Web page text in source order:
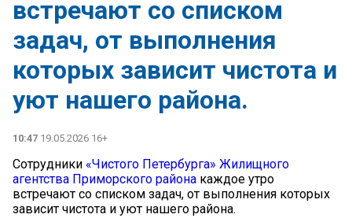
встречают со списком
задач, от выполнения
которых зависит чистота и
уют нашего района.
10:47 19.05.2026 16+
Сотрудники «Чистого Петербурга» Жилищного
агентства Приморского района каждое утро
встречают со списком задач, от выполнения которых
зависит чистота и уют нашего района.